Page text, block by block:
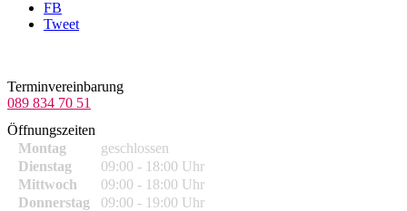
FB
Tweet
Terminvereinbarung
089 834 70 51
Öffnungszeiten
Montag
geschlossen
Dienstag
09:00 - 18:00 Uhr
Mittwoch
09:00 - 18:00 Uhr
Donnerstag
09:00 - 19:00 Uhr